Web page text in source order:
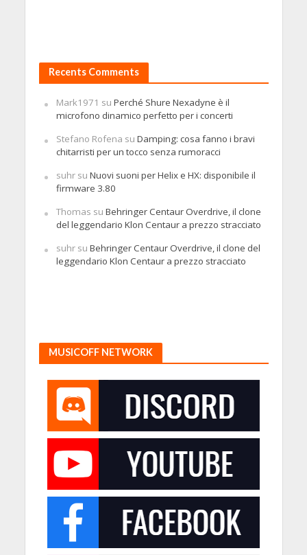
Recents Comments
Mark1971 su Perché Shure Nexadyne è il
microfono dinamico perfetto per i concerti
Stefano Rofena su Damping: cosa fanno i bravi
chitarristi per un tocco senza rumoracci
suhrsu Nuovi suoni per Helix e HX: disponibile il
firmware 3.80
Thomas su Behringer Centaur Overdrive, il clone
del leggendario Klon Centaur a prezzo stracciato
suhrsu Behringer Centaur Overdrive, il clone del
leggendario Klon Centaur a prezzo stracciato
MUSICOFF NETWORK